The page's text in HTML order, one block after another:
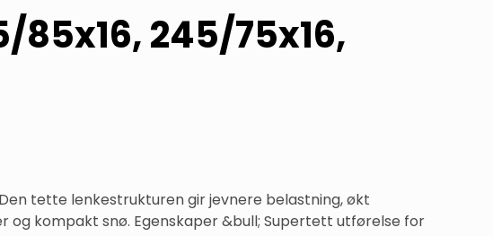
245/75x16,
tette lenkestrukturen gir jevnere belastning, økt
kompakt snø. Egenskaper &bull; Supertett utførelse for